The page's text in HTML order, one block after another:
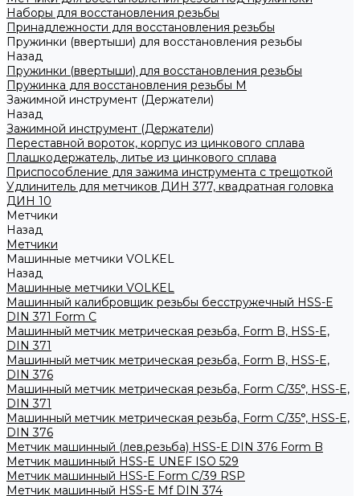
Наборы для восстановления резьбы
Принадлежности для восстановления резьбы
Пружинки (ввертыши) для восстановления резьбы
Назад
Пружинки (ввертыши) для восстановления резьбы
Пружинка для восстановления резьбы M
Зажимной инструмент (Держатели)
Назад
Зажимной инструмент (Держатели)
Переставной вороток, корпус из цинкового сплава
Плашкодержатель, литье из цинкового сплава
Приспособление для зажима инструмента с трещоткой
Удлинитель для метчиков ДИН 377, квадратная головка
ДИН 10
Метчики
Назад
Метчики
Машинные метчики VOLKEL
Назад
Машинные метчики VOLKEL
Машинный калибровщик резьбы бесстружечный HSS-Е
DIN 371 Form C
Машинный метчик метрическая резьба, Form B, HSS-E,
DIN 371
Машинный метчик метрическая резьба, Form B, HSS-E,
DIN 376
Машинный метчик метрическая резьба, Form С/35°, HSS-E,
DIN 371
Машинный метчик метрическая резьба, Form С/35°, HSS-E,
DIN 376
Метчик машинный (лев.резьба) HSS-Е DIN 376 Form B
Метчик машинный HSS-E UNEF ISO 529
Метчик машинный HSS-Е Form C/39 RSP
Метчик машинный HSS-Е Mf DIN 374